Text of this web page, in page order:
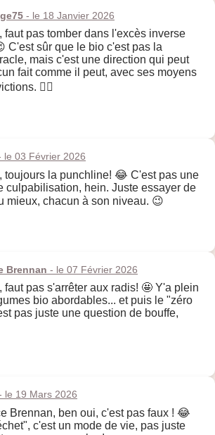
- le 18 Janvier 2026
faut pas tomber dans l'excès inverse
C'est sûr que le bio c'est pas la
mais c'est une direction qui peut
fait comme il peut, avec ses moyens
🤷‍♀️
le 03 Février 2026
toujours la punchline! 😂 C'est pas une
culpabilisation, hein. Juste essayer de
mieux, chacun à son niveau. 😉
Brennan - le 07 Février 2026
faut pas s'arrêter aux radis! 🤩 Y'a plein
bio abordables... et puis le "zéro
pas juste une question de bouffe,
le 19 Mars 2026
Brennan, ben oui, c'est pas faux ! 😂
c'est un mode de vie, pas juste